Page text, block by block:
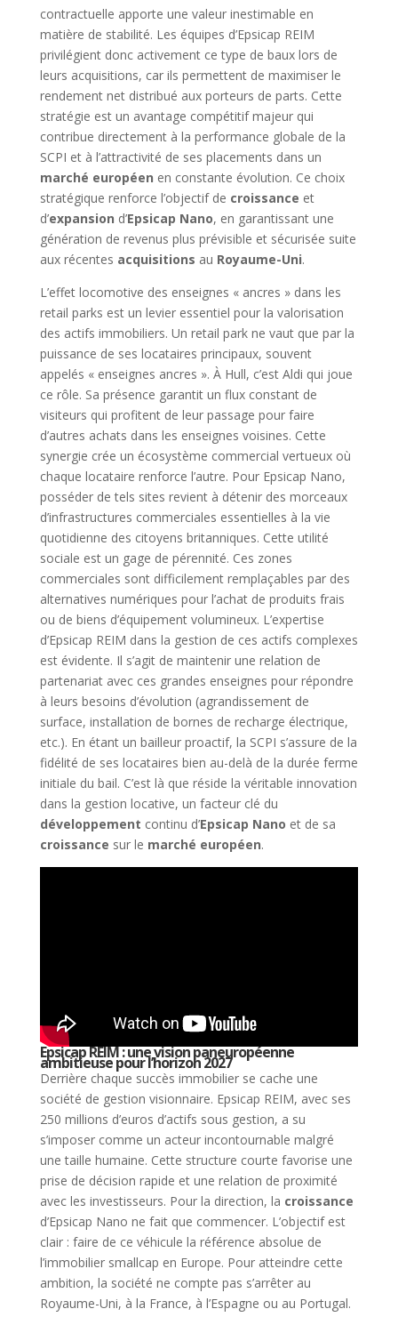
contractuelle apporte une valeur inestimable en
matière de stabilité. Les équipes d’Epsicap REIM
privilégient donc activement ce type de baux lors de
leurs acquisitions, car ils permettent de maximiser le
rendement net distribué aux porteurs de parts. Cette
stratégie est un avantage compétitif majeur qui
contribue directement à la performance globale de la
SCPI et à l’attractivité de ses placements dans un
marché européen en constante évolution. Ce choix
stratégique renforce l’objectif de croissance et
d’expansion d’Epsicap Nano, en garantissant une
génération de revenus plus prévisible et sécurisée suite
aux récentes acquisitions au Royaume-Uni.
L’effet locomotive des enseignes « ancres » dans les
retail parks est un levier essentiel pour la valorisation
des actifs immobiliers. Un retail park ne vaut que par la
puissance de ses locataires principaux, souvent
appelés « enseignes ancres ». À Hull, c’est Aldi qui joue
ce rôle. Sa présence garantit un flux constant de
visiteurs qui profitent de leur passage pour faire
d’autres achats dans les enseignes voisines. Cette
synergie crée un écosystème commercial vertueux où
chaque locataire renforce l’autre. Pour Epsicap Nano,
posséder de tels sites revient à détenir des morceaux
d’infrastructures commerciales essentielles à la vie
quotidienne des citoyens britanniques. Cette utilité
sociale est un gage de pérennité. Ces zones
commerciales sont difficilement remplaçables par des
alternatives numériques pour l’achat de produits frais
ou de biens d’équipement volumineux. L’expertise
d’Epsicap REIM dans la gestion de ces actifs complexes
est évidente. Il s’agit de maintenir une relation de
partenariat avec ces grandes enseignes pour répondre
à leurs besoins d’évolution (agrandissement de
surface, installation de bornes de recharge électrique,
etc.). En étant un bailleur proactif, la SCPI s’assure de la
fidélité de ses locataires bien au-delà de la durée ferme
initiale du bail. C’est là que réside la véritable innovation
dans la gestion locative, un facteur clé du
développement continu d’Epsicap Nano et de sa
croissance sur le marché européen.
Epsicap REIM : une vision paneuropéenne
ambitieuse pour l’horizon 2027
Derrière chaque succès immobilier se cache une
société de gestion visionnaire. Epsicap REIM, avec ses
250 millions d’euros d’actifs sous gestion, a su
s’imposer comme un acteur incontournable malgré
une taille humaine. Cette structure courte favorise une
prise de décision rapide et une relation de proximité
avec les investisseurs. Pour la direction, la croissance
d’Epsicap Nano ne fait que commencer. L’objectif est
clair : faire de ce véhicule la référence absolue de
l’immobilier smallcap en Europe. Pour atteindre cette
ambition, la société ne compte pas s’arrêter au
Royaume-Uni, à la France, à l’Espagne ou au Portugal.